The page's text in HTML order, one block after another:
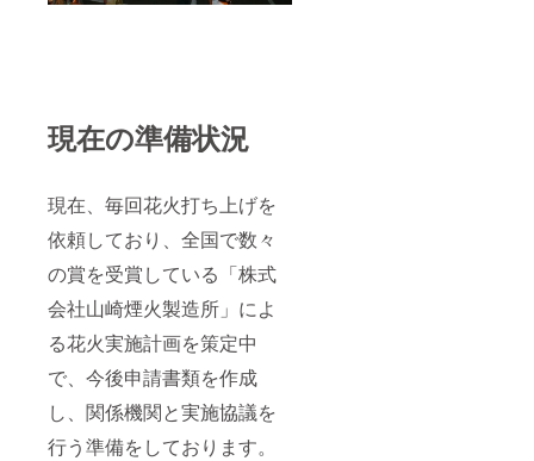
現在の準備状況
現在、毎回花火打ち上げを
依頼しており、全国で数々
の賞を受賞している「株式
会社山崎煙火製造所」によ
る花火実施計画を策定中
で、今後申請書類を作成
し、関係機関と実施協議を
行う準備をしております。